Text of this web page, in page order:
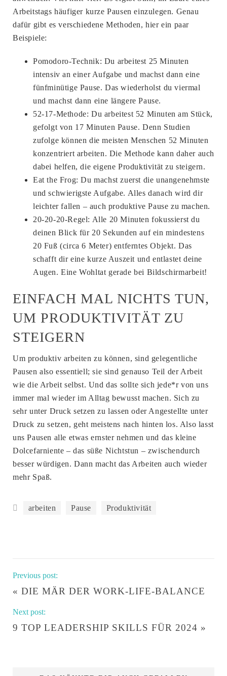
Arbeitstags häufiger kurze Pausen einzulegen. Genau
dafür gibt es verschiedene Methoden, hier ein paar
Beispiele:
Pomodoro-Technik: Du arbeitest 25 Minuten
intensiv an einer Aufgabe und machst dann eine
fünfminütige Pause. Das wiederholst du viermal
und machst dann eine längere Pause.
52-17-Methode: Du arbeitest 52 Minuten am Stück,
gefolgt von 17 Minuten Pause. Denn Studien
zufolge können die meisten Menschen 52 Minuten
konzentriert arbeiten. Die Methode kann daher auch
dabei helfen, die eigene Produktivität zu steigern.
Eat the Frog: Du machst zuerst die unangenehmste
und schwierigste Aufgabe. Alles danach wird dir
leichter fallen – auch produktive Pause zu machen.
20-20-20-Regel: Alle 20 Minuten fokussierst du
deinen Blick für 20 Sekunden auf ein mindestens
20 Fuß (circa 6 Meter) entferntes Objekt. Das
schafft dir eine kurze Auszeit und entlastet deine
Augen. Eine Wohltat gerade bei Bildschirmarbeit!
EINFACH MAL NICHTS TUN,
UM PRODUKTIVITÄT ZU
STEIGERN
Um produktiv arbeiten zu können, sind gelegentliche
Pausen also essentiell; sie sind genauso Teil der Arbeit
wie die Arbeit selbst. Und das sollte sich jede*r von uns
immer mal wieder im Alltag bewusst machen. Sich zu
sehr unter Druck setzen zu lassen oder Angestellte unter
Druck zu setzen, geht meistens nach hinten los. Also lasst
uns Pausen alle etwas ernster nehmen und das kleine
Dolcefarniente – das süße Nichtstun – zwischendurch
besser würdigen. Dann macht das Arbeiten auch wieder
mehr Spaß.
arbeiten Pause Produktivität
Previous post:
« DIE MÄR DER WORK-LIFE-BALANCE
Next post:
9 TOP LEADERSHIP SKILLS FÜR 2024 »